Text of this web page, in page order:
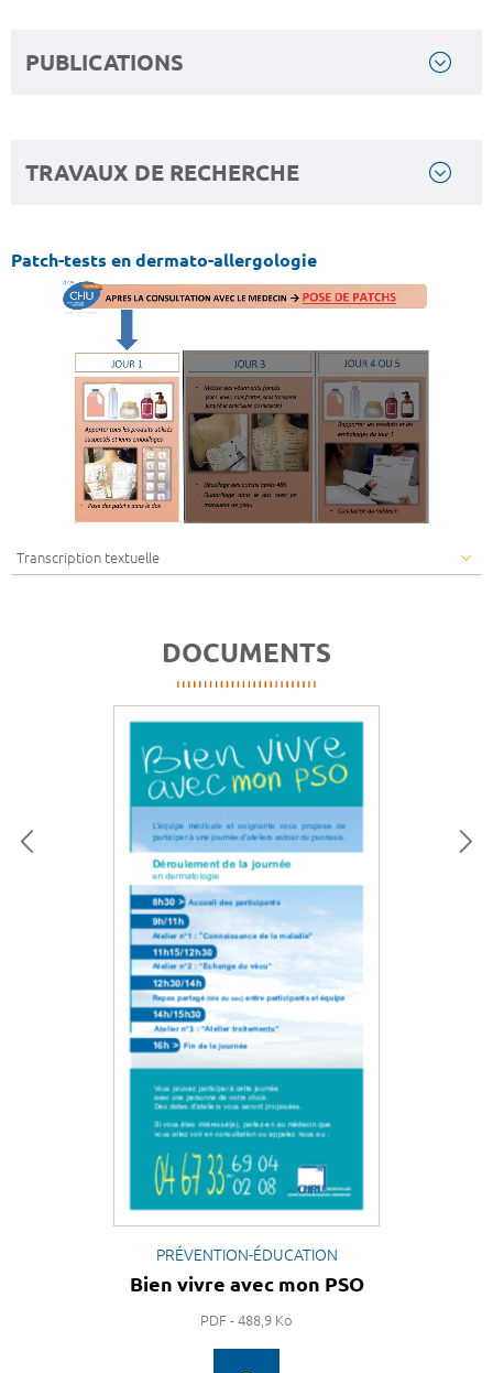
PUBLICATIONS
TRAVAUX DE RECHERCHE
Patch-tests en dermato-allergologie
Transcription textuelle
DOCUMENTS
PRÉVENTION-ÉDUCATION
Bien vivre avec mon PSO
PDF - 488,9 Ko